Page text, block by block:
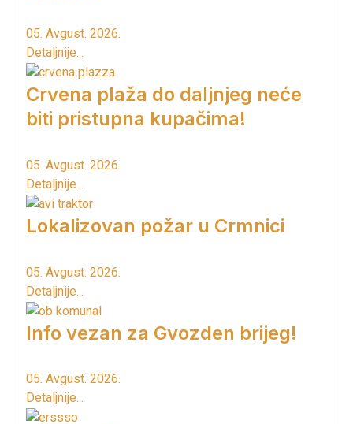
05. Avgust. 2026.
Detaljnije...
Crvena plaža do daljnjeg neće
biti pristupna kupačima!
05. Avgust. 2026.
Detaljnije...
Lokalizovan požar u Crmnici
05. Avgust. 2026.
Detaljnije...
Info vezan za Gvozden brijeg!
05. Avgust. 2026.
Detaljnije...